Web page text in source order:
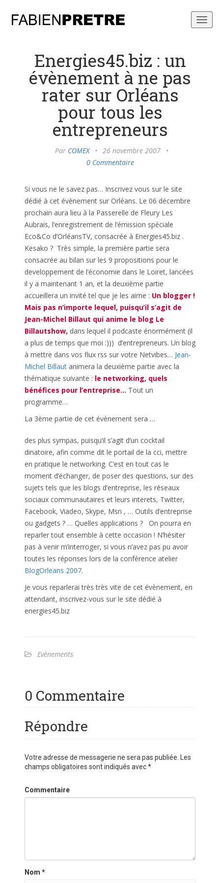
Energies45.biz : un
évènement à ne pas
rater sur Orléans
pour tous les
entrepreneurs
Par COMEX • 26 novembre 2007
•
0 Commentaire
Si vous ne le savez pas… Inscrivez vous sur le site
dédié à cet évènement sur Orléans. Le 06 décembre
prochain aura lieu à la Passerelle de Fleury Les
Aubrais, l’enregistrement de l’émission spéciale
Eco&Co d’OrléansTV, consacrée à Energies45.biz .
Kesako ? Très simple, la première partie sera
consacrée au bilan sur les 9 propositions pour le
developpement de l’économie dans le Loiret, lancées
il y a maintenant 1 an, et la deuxième partie
accueillera un invité tel que je les aime : Un blogger !
Mais pas n’importe lequel, puisqu’il s’agit de
Jean-Michel Billaut qui anime le blog Le
Billautshow, dans lequel il podcaste énormément (il
a plus de temps que moi :))) d’entrepreneurs. Un blog
à mettre dans vos flux rss sur votre Netvibes… Jean-
Michel Billaut animera la deuxième partie avec la
thématique suivante : le networking, quels
bénéfices pour l’entreprise… Tout un
programme…
La 3ème partie de cet évènement sera …
des plus sympas, puisqu’il s’agit d’un cocktail
dinatoire, afin comme dit le portail de la cci, mettre
en pratique le networking. C’est en tout cas le
moment d’échanger, de poser des questions, sur des
sujets tels que les blogs d’entreprise, les réseaux
sociaux communautaires et leurs interets, Twitter,
Facebook, Viadeo, Skype, Msn , … Outils d’entreprise
ou gadgets ? … Quelles applications ? On pourra en
reparler tout ensemble à cette occasion ! N’hésiter
pas à venir m’interroger, si vous n’avez pas pu avoir
toutes les réponses lors de la conférence atelier
BlogOrleans 2007.
Je vous reparlerai très très vite de cet évènement, en
attendant, inscrivez-vous sur le site dédié à
energies45.biz
Evènements
0 Commentaire
Répondre
Votre adresse de messagerie ne sera pas publiée.
Les
champs obligatoires sont indiqués avec*
Commentaire
Nom *